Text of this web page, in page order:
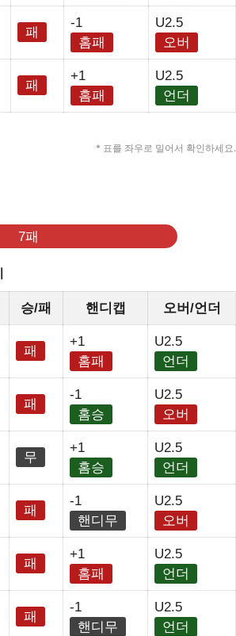
패
-1
홈패
U2.5
오버
패
+1
홈패
U2.5
언더
* 표를 좌우로 밀어서 확인하세요.
7패
승/패 핸디캡 오버/언더
패
+1
홈패
U2.5
언더
패
-1
홈승
U2.5
오버
무
+1
홈승
U2.5
언더
패
-1
핸디무
U2.5
오버
패
+1
홈패
U2.5
언더
패
-1
핸디무
U2.5
언더